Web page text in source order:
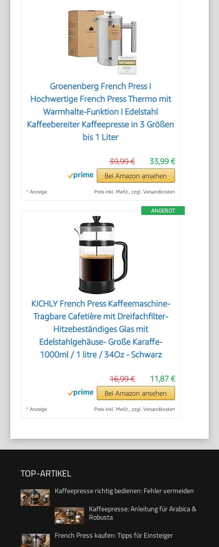
Groenenberg French Press I
Hochwertige French Press Thermo mit
Warmhalte-Funktion I Edelstahl
Kaffeebereiter Kaffeepresse in 3 Größen
bis 1 Liter
33,99 €
39,99 €
Bei Amazon ansehen
* Anzeige Preis inkl. MwSt., zzgl. Versandkosten
ANGEBOT
KICHLY French Press Kaffeemaschine-
Tragbare Cafetière mit Dreifachfilter-
Hitzebeständiges Glas mit
Edelstahlgehäuse- Große Karaffe-
1000ml / 1 litre / 34Oz - Schwarz
11,87 €
16,99 €
Bei Amazon ansehen
* Anzeige Preis inkl. MwSt., zzgl. Versandkosten
TOP-ARTIKEL
Kaffeepresse richtig bedienen: Fehler vermeiden
Kaffeepresse: Anleitung für Arabica &
Robusta
French Press kaufen: Tipps für Einsteiger